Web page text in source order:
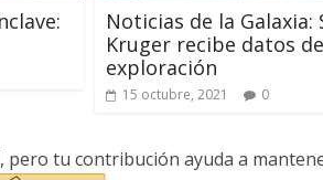
Noticias de la Galaxia:
Kruger recibe datos de
exploración
15 octubre, 2021 0
tu contribución ayuda a